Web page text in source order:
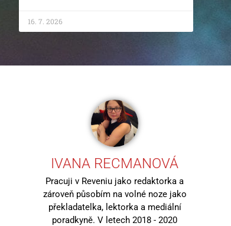
16. 7. 2026
IVANA RECMANOVÁ
Pracuji v Reveniu jako redaktorka a
zároveň působím na volné noze jako
překladatelka, lektorka a mediální
poradkyně. V letech 2018 - 2020